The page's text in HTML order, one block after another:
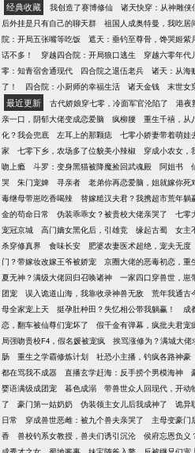
经典收藏 我创造了赛博修仙 诸天快穿：从神雕侠
后外挂是只有自己的聊天群
祖国人成奥特曼，我吃居
院：开局五张嘴等吃饭
遮天：垂钓至尊骨，馋哭姬紫
话不多！
穿越四合院：开局狼口逃生 穿越六零年代
零：知青宿舍通现代
四合院之退伍老兵 诸天：从海
了！
四合院：小厨师的幸福生活 诸天金钱 末世女
最近更新 古代娇娘穿七零，冷面军官沦陷了 港夜
亲一口，阴郁大佬变成恋爱脑
疯柳腰 重生千禧，从
化？我会兜底
左耳上的那颗痣 七零小娇妻带着萌娃
家
七零下乡，农场多了位貌美小辣椒 穿成小农女，
吻上瘾
斗罗：变身黑猫被降魔捡回武魂殿 阿姐书
哭
朱门宠婢 寻亲者 老弟你再恋爱脑，姐就嫁你死
毒继母带崽吃香喝辣
替嫁糙汉夫君？我携超市荒年躺
金的苟命日常
伪装乖乖女？被贵校大佬亲哭了 七零
宠冠京城
高门嫡女黑化后，引雄竞 缘起古蜀 女主
杀穿修真界
食味长安 肥婆农妻医术超绝，宠夫无度
门？带嫁妆改嫁王爷被娇宠
京圈大佬的恶毒初恋，重
夏无神？满级大佬回归召唤诸神
一家四口穿兽世，崽
团宠
误入诡道山海，我靠收录神兽无敌 荒年我通古
母全家宠上天
挺孕肚种田？失忆相公带我躺赢！ 成
恋，翻车被仙尊们宠坏了
假千金有弹幕，疯批夫君宠
局强吻贵校F4，假名媛被宠疯
挨骂涨修为？满城大佬
肠
重生之学霸修炼计划 社恐小主播，钓疯各路神豪
都在骂我不成器
直播玄学赶海：反手捞个男模海神
婴语满级成团宠
暮色成溺 带兽世众人回现代，开动
了
豪门第一姑奶奶 伪装领主女儿后我成神了 诡异
日常
穿成兽世恶雌：被九个兽夫亲哭了 主母变豪门
香
兽校钓系女教授，兽夫们诱引沉沦 侯府忘恩负义